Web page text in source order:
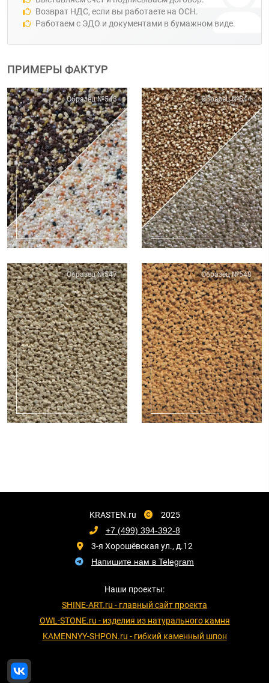
Возврат НДС, если вы работаете на ОСН.
Работаем с ЭДО и документами в бумажном виде.
ПРИМЕРЫ ФАКТУР
Образец №543 Образец №544
Образец №547 Образец №548
KRASTEN.ru
2025
+7 (499) 394-392-8
3-я Хорошёвская ул., д.12
Напишите нам в Telegram
Наши проекты:
SHINE-ART.ru - главный сайт проекта
OWL-STONE.ru - изделия из натурального камня
KAMENNYY-SHPON.ru - гибкий каменный шпон